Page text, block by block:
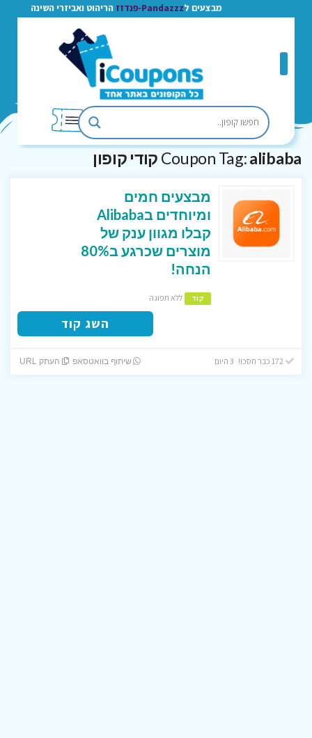
מבצעים לPandazzz-פנדזז הריהוט ואביזרי השינה
Coupon Tag:alibaba קודי קופון
מבצעים חמים
ומיוחדים בAlibaba
קבלו מגוון ענק של
מוצרים שכרגע ב80%
הנחה!
קוד ללא תפוגה
השג קוד
172 כבר חסכו! 3 היום שיתוף בוואטסאפ העתק URL